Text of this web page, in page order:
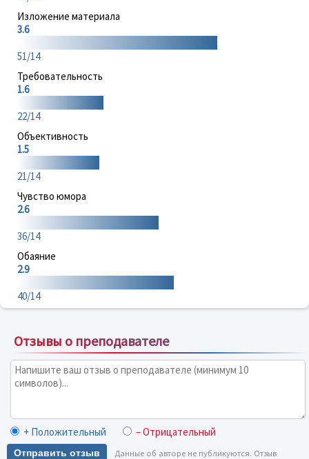
Изложение материала
3.6
51/14
Требовательность
1.6
22/14
Объективность
1.5
21/14
Чувство юмора
2.6
36/14
Обаяние
2.9
40/14
Отзывы о преподавателе
+ Положительный – Отрицательный
Отправить отзыв
Данные об авторе не публикуются. Отзыв